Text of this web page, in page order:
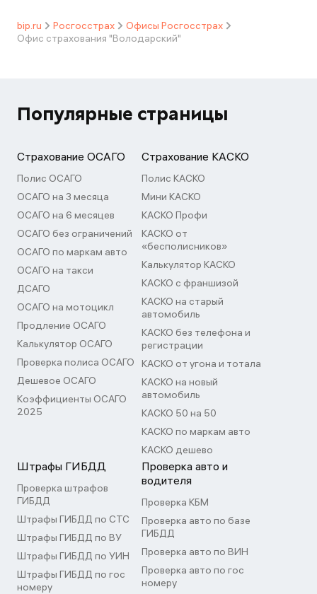
bip.ru Росгосстрах
Офисы Росгосстрах
Офис страхования "Володарский"
Популярные страницы
Страхование ОСАГО
Полис ОСАГО
ОСАГО на 3 месяца
ОСАГО на 6 месяцев
ОСАГО без ограничений
ОСАГО по маркам авто
ОСАГО на такси
ДСАГО
ОСАГО на мотоцикл
Продление ОСАГО
Калькулятор ОСАГО
Проверка полиса ОСАГО
Дешевое ОСАГО
Коэффициенты ОСАГО
2025
Страхование КАСКО
Полис КАСКО
Мини КАСКО
КАСКО Профи
КАСКО от
«бесполисников»
Калькулятор КАСКО
КАСКО с франшизой
КАСКО на старый
автомобиль
КАСКО без телефона и
регистрации
КАСКО от угона и тотала
КАСКО на новый
автомобиль
КАСКО 50 на 50
КАСКО по маркам авто
КАСКО дешево
Штрафы ГИБДД
Проверка штрафов
ГИБДД
Штрафы ГИБДД по СТС
Штрафы ГИБДД по ВУ
Штрафы ГИБДД по УИН
Штрафы ГИБДД по гос
номеру
Проверка авто и
водителя
Проверка КБМ
Проверка авто по базе
ГИБДД
Проверка авто по ВИН
Проверка авто по гос
номеру